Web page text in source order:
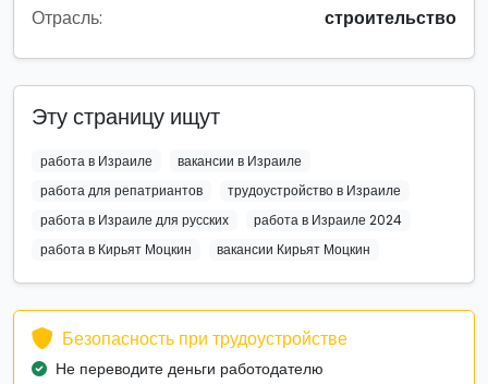
Отрасль:
строительство
Эту страницу ищут
работа в Израиле
вакансии в Израиле
работа для репатриантов
трудоустройство в Израиле
работа в Израиле для русских
работа в Израиле 2024
работа в Кирьят Моцкин
вакансии Кирьят Моцкин
Безопасность при трудоустройстве
Не переводите деньги работодателю